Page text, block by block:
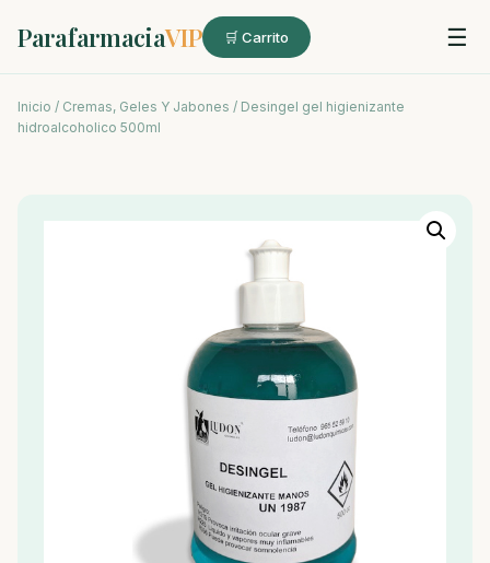
ParafarmaciaVIP 🛒 Carrito ☰
Inicio / Cremas, Geles Y Jabones / Desingel gel higienizante
hidroalcoholico 500ml